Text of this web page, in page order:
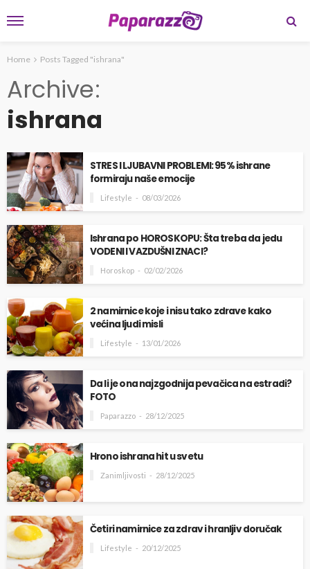
Home Posts Tagged "ishrana"
Archive
ishrana
STRES I LJUBAVNI PROBLEMI: 95% ishrane
formiraju naše emocije
Lifestyle 08/03/2026
Ishrana po HOROSKOPU: Šta treba da jedu
VODENI I VAZDUŠNI ZNACI?
Horoskop 02/02/2026
2 namirnice koje i nisu tako zdrave kako
većina ljudi misli
Lifestyle 13/01/2026
Da li je ona najzgodnija pevačica na estradi?
FOTO
Paparazzo 28/12/2025
Hrono ishrana hit u svetu
Zanimljivosti 28/12/2025
Četiri namirnice za zdrav i hranljiv doručak
Lifestyle 20/12/2025